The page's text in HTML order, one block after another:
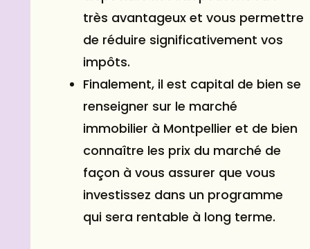
très avantageux et vous permettre
de réduire significativement vos
impôts.
Finalement, il est capital de bien se
renseigner sur le marché
immobilier à Montpellier et de bien
connaître les prix du marché de
façon à vous assurer que vous
investissez dans un programme
qui sera rentable à long terme.